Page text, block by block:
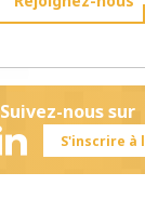
Suivez-nous sur
S'inscrire à